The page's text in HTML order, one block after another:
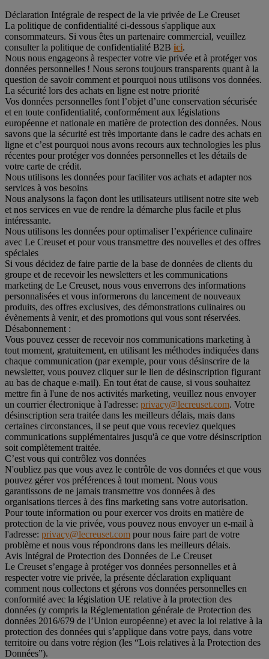
Déclaration Intégrale de respect de la vie privée de Le Creuset
La politique de confidentialité ci-dessous s'applique aux
consommateurs. Si vous êtes un partenaire commercial, veuillez
consulter la politique de confidentialité B2B ici.
Nous nous engageons à respecter votre vie privée et à protéger vos
données personnelles ! Nous serons toujours transparents quant à la
question de savoir comment et pourquoi nous utilisons vos données.
La sécurité lors des achats en ligne est notre priorité
Vos données personnelles font l’objet d’une conservation sécurisée
et en toute confidentialité, conformément aux législations
européenne et nationale en matière de protection des données. Nous
savons que la sécurité est très importante dans le cadre des achats en
ligne et c’est pourquoi nous avons recours aux technologies les plus
récentes pour protéger vos données personnelles et les détails de
votre carte de crédit.
Nous utilisons les données pour faciliter vos achats et adapter nos
services à vos besoins
Nous analysons la façon dont les utilisateurs utilisent notre site web
et nos services en vue de rendre la démarche plus facile et plus
intéressante.
Nous utilisons les données pour optimaliser l’expérience culinaire
avec Le Creuset et pour vous transmettre des nouvelles et des offres
spéciales
Si vous décidez de faire partie de la base de données de clients du
groupe et de recevoir les newsletters et les communications
marketing de Le Creuset, nous vous enverrons des informations
personnalisées et vous informerons du lancement de nouveaux
produits, des offres exclusives, des démonstrations culinaires ou
évènements à venir, et des promotions qui vous sont réservées.
Désabonnement :
Vous pouvez cesser de recevoir nos communications marketing à
tout moment, gratuitement, en utilisant les méthodes indiquées dans
chaque communication (par exemple, pour vous désinscrire de la
newsletter, vous pouvez cliquer sur le lien de désinscription figurant
au bas de chaque e-mail). En tout état de cause, si vous souhaitez
mettre fin à l'une de nos activités marketing, veuillez nous envoyer
un courrier électronique à l'adresse: privacy@lecreuset.com. Votre
désinscription sera traitée dans les meilleurs délais, mais dans
certaines circonstances, il se peut que vous receviez quelques
communications supplémentaires jusqu'à ce que votre désinscription
soit complètement traitée.
C’est vous qui contrôlez vos données
N'oubliez pas que vous avez le contrôle de vos données et que vous
pouvez gérer vos préférences à tout moment. Nous vous
garantissons de ne jamais transmettre vos données à des
organisations tierces à des fins marketing sans votre autorisation.
Pour toute information ou pour exercer vos droits en matière de
protection de la vie privée, vous pouvez nous envoyer un e-mail à
l'adresse: privacy@lecreuset.com pour nous faire part de votre
problème et nous vous répondrons dans les meilleurs délais.
Avis Intégral de Protection des Données de Le Creuset
Le Creuset s’engage à protéger vos données personnelles et à
respecter votre vie privée, la présente déclaration expliquant
comment nous collectons et gérons vos données personnelles en
conformité avec la législation UE relative à la protection des
données (y compris la Réglementation générale de Protection des
données 2016/679 de l’Union européenne) et avec la loi relative à la
protection des données qui s’applique dans votre pays, dans votre
territoire ou dans votre région (les “Lois relatives à la Protection des
Données”).